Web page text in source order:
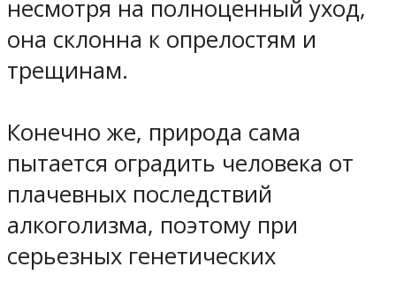
несмотря на полноценный уход,
она склонна к опрелостям и
трещинам.
Конечно же, природа сама
пытается оградить человека от
плачевных последствий
алкоголизма, поэтому при
серьезных генетических